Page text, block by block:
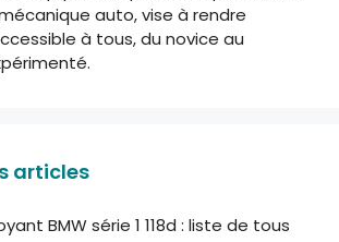
auto, vise à rendre
à tous, du novice au
articles
BMW série 1 118d : liste de tous